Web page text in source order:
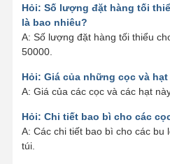
Hỏi: Số lượng đặt hàng tối
là bao nhiêu?
A: Số lượng đặt hàng tối thiểu
50000.
Hỏi: Giá của những cọc và
A: Giá của các cọc và các hạt
Hỏi: Chi tiết bao bì cho các
A: Các chi tiết bao bì cho các bu
túi.